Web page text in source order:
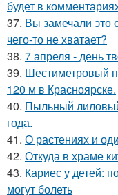
будет в
37. Вы замечали это
чего-то не хватает?
38. 7 апреля - день
39. Шестиметровый
120 м в Красноярске.
40. Пыльный
года.
41. О растениях и
42. Откуда в храме
43. Кариес у детей:
могут болеть